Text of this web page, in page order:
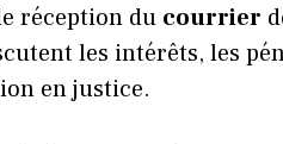
réception du courrier
les intérêts, les
en justice.